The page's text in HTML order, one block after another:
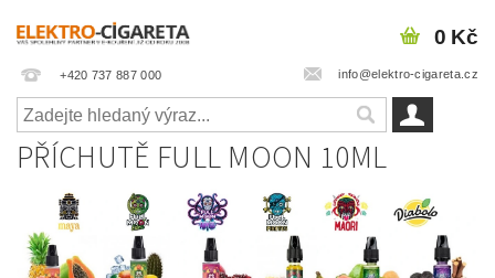
+420 737 887 000 info@elektro-cigareta.cz
0 Kč
PŘÍCHUTĚ FULL MOON 10ML